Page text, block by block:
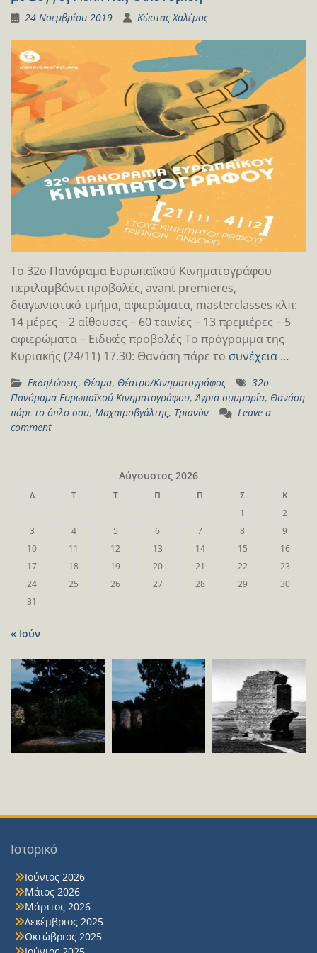
24 Νοεμβρίου 2019 Κώστας Χαλέμος
Το 32ο Πανόραμα Ευρωπαϊκού Κινηματογράφου
περιλαμβάνει προβολές, avant premieres,
διαγωνιστικό τμήμα, αφιερώματα, masterclasses κλπ:
14 μέρες – 2 αίθουσες – 60 ταινίες – 13 πρεμιέρες – 5
αφιερώματα – Ειδικές προβολές Το πρόγραμμα της
Κυριακής (24/11) 17.30: Θανάση πάρε το συνέχεια …
Εκδηλώσεις, Θέαμα, Θέατρο/Κινηματογράφος
32ο
Πανόραμα Ευρωπαϊκού Κινηματογράφου, Άγρια συμμορία, Θανάση
πάρε το όπλο σου, Μαχαιροβγάλτης, Τριανόν
Leave a
comment
Αύγουστος 2026
Δ Τ Τ Π Π Σ
Κ
1
2
3
4 5 6 7 8
9
10
11 12 13 14 15
16
17
18 19 20 21 22
23
24
25 26 27 28 29
30
31
« Ιούν
Ιστορικό
Ιούνιος 2026
Μάιος 2026
Μάρτιος 2026
Δεκέμβριος 2025
Οκτώβριος 2025